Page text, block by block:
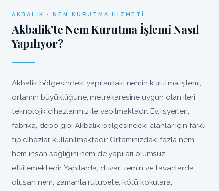
AKBALIK · NEM KURUTMA HIZMETI
Akbalik'te Nem Kurutma İşlemi Nasıl
Yapılıyor?
Akbalik bölgesindeki yapılardaki nemin kurutma işlemi;
ortamın büyüklüğüne, metrekaresine uygun olan ileri
teknolojik cihazlarımız ile yapılmaktadır. Ev, işyerleri,
fabrika, depo gibi Akbalik bölgesindeki alanlar için farklı
tip cihazlar kullanılmaktadır. Ortamınızdaki fazla nem
hem insan sağlığını hem de yapıları olumsuz
etkilemektedir. Yapılarda; duvar, zemin ve tavanlarda
oluşan nem; zamanla rutubete, kötü kokulara,